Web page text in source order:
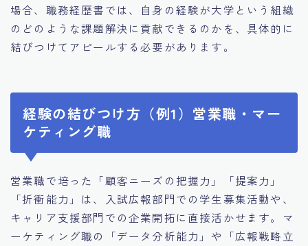
場合、職務経歴書では、自身の経験が大学という組織
のどのような課題解決に貢献できるのかを、具体的に
結びつけてアピールする必要があります。
経験の結びつけ方（例1）営業職・マー
ケティング職
営業職で培った「顧客ニーズの把握力」「提案力」
「折衝能力」は、入試広報部門での学生募集活動や、
キャリア支援部門での企業開拓に直接活かせます。マ
ーケティング職の「データ分析能力」や「広報戦略立